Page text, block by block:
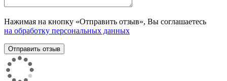
Нажимая на кнопку «Отправить отзыв», Вы соглашаетесь
на обработку персональных данных